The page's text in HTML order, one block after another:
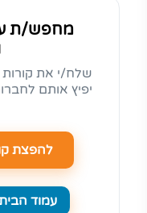
מחפש/ת
שלח/י את
יפיץ אותם
להפצת
עמוד